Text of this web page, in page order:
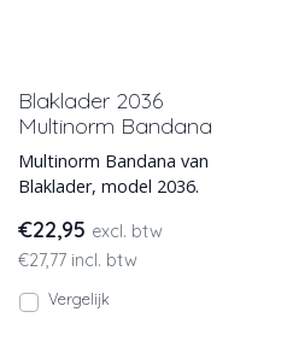
Blaklader 2036
Multinorm Bandana
Multinorm Bandana van
Blaklader, model 2036.
€22,95 excl. btw
€27,77 incl. btw
Vergelijk